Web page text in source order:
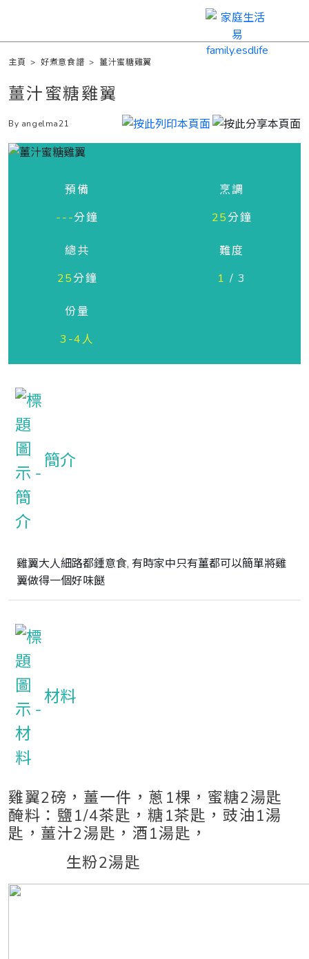
主頁 >好煮意食譜 >薑汁蜜糖雞翼
薑汁蜜糖雞翼
By angelma21
預備
---分鐘
烹調
25分鐘
總共
25分鐘
難度
1 / 3
份量
3-4人
簡介
雞翼大人細路都鍾意食, 有時家中只有薑都可以簡單將雞
翼做得一個好味餸
材料
雞翼2磅，薑一件，蔥1棵，蜜糖2湯匙
醃料：鹽1/4茶匙，糖1茶匙，豉油1湯
匙，薑汁2湯匙，酒1湯匙，
生粉2湯匙